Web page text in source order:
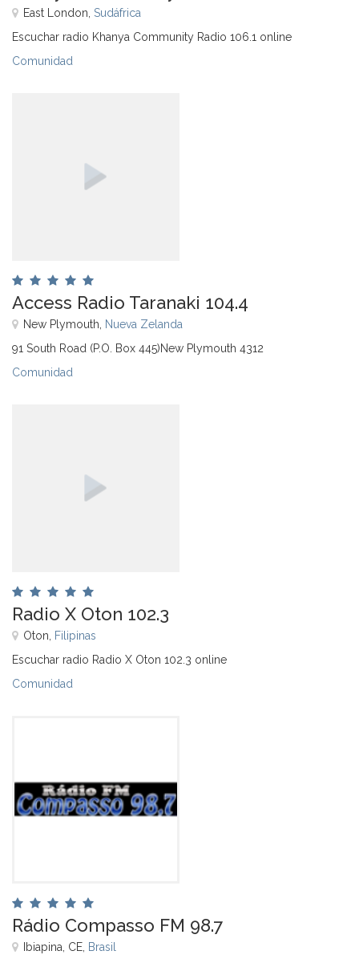
East London, Sudáfrica
Escuchar radio Khanya Community Radio 106.1 online
Comunidad
Access Radio Taranaki 104.4
New Plymouth, Nueva Zelanda
91 South Road (P.O. Box 445)New Plymouth 4312
Comunidad
Radio X Oton 102.3
Oton, Filipinas
Escuchar radio Radio X Oton 102.3 online
Comunidad
Rádio Compasso FM 98.7
Ibiapina, CE, Brasil